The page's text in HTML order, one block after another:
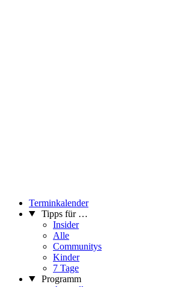
Terminkalender
Tipps für …
Insider
Alle
Communitys
Kinder
7 Tage
Programm